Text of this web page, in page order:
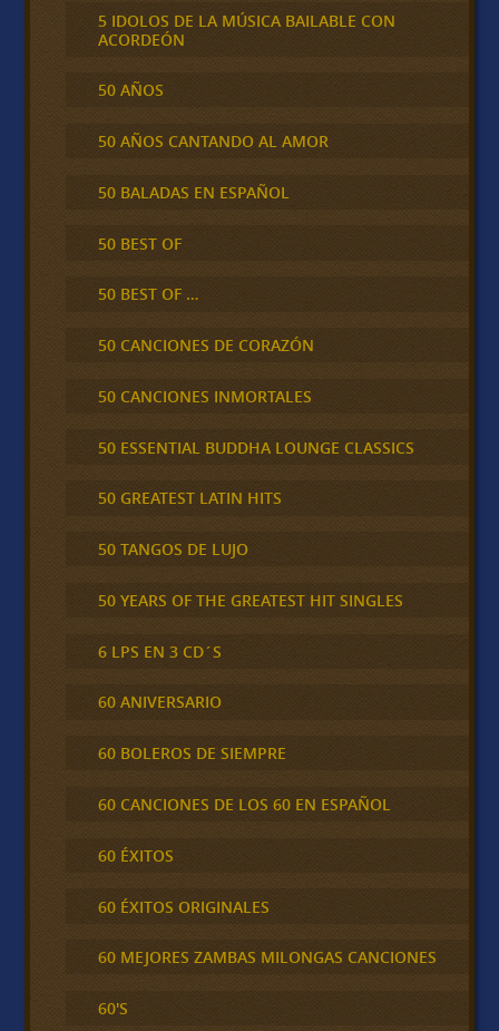
5 IDOLOS DE LA MÚSICA BAILABLE CON
ACORDEÓN
50 AÑOS
50 AÑOS CANTANDO AL AMOR
50 BALADAS EN ESPAÑOL
50 BEST OF
50 BEST OF …
50 CANCIONES DE CORAZÓN
50 CANCIONES INMORTALES
50 ESSENTIAL BUDDHA LOUNGE CLASSICS
50 GREATEST LATIN HITS
50 TANGOS DE LUJO
50 YEARS OF THE GREATEST HIT SINGLES
6 LPS EN 3 CD´S
60 ANIVERSARIO
60 BOLEROS DE SIEMPRE
60 CANCIONES DE LOS 60 EN ESPAÑOL
60 ÉXITOS
60 ÉXITOS ORIGINALES
60 MEJORES ZAMBAS MILONGAS CANCIONES
60'S